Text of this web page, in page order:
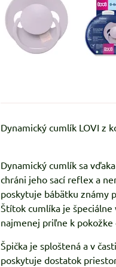
Dynamický cumlík LOVI z
Dynamický cumlík sa
chráni jeho sací reflex a
poskytuje bábätku známy
Štítok cumlíka je
najmenej priľne k
Špička je sploštená a v
poskytuje dostatok